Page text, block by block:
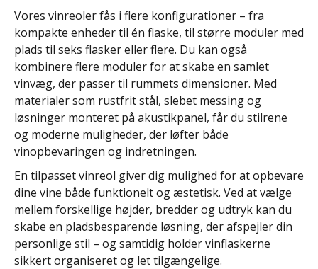
Vores vinreoler fås i flere konfigurationer – fra
kompakte enheder til én flaske, til større moduler med
plads til seks flasker eller flere. Du kan også
kombinere flere moduler for at skabe en samlet
vinvæg, der passer til rummets dimensioner. Med
materialer som rustfrit stål, slebet messing og
løsninger monteret på akustikpanel, får du stilrene
og moderne muligheder, der løfter både
vinopbevaringen og indretningen.
En tilpasset vinreol giver dig mulighed for at opbevare
dine vine både funktionelt og æstetisk. Ved at vælge
mellem forskellige højder, bredder og udtryk kan du
skabe en pladsbesparende løsning, der afspejler din
personlige stil – og samtidig holder vinflaskerne
sikkert organiseret og let tilgængelige.